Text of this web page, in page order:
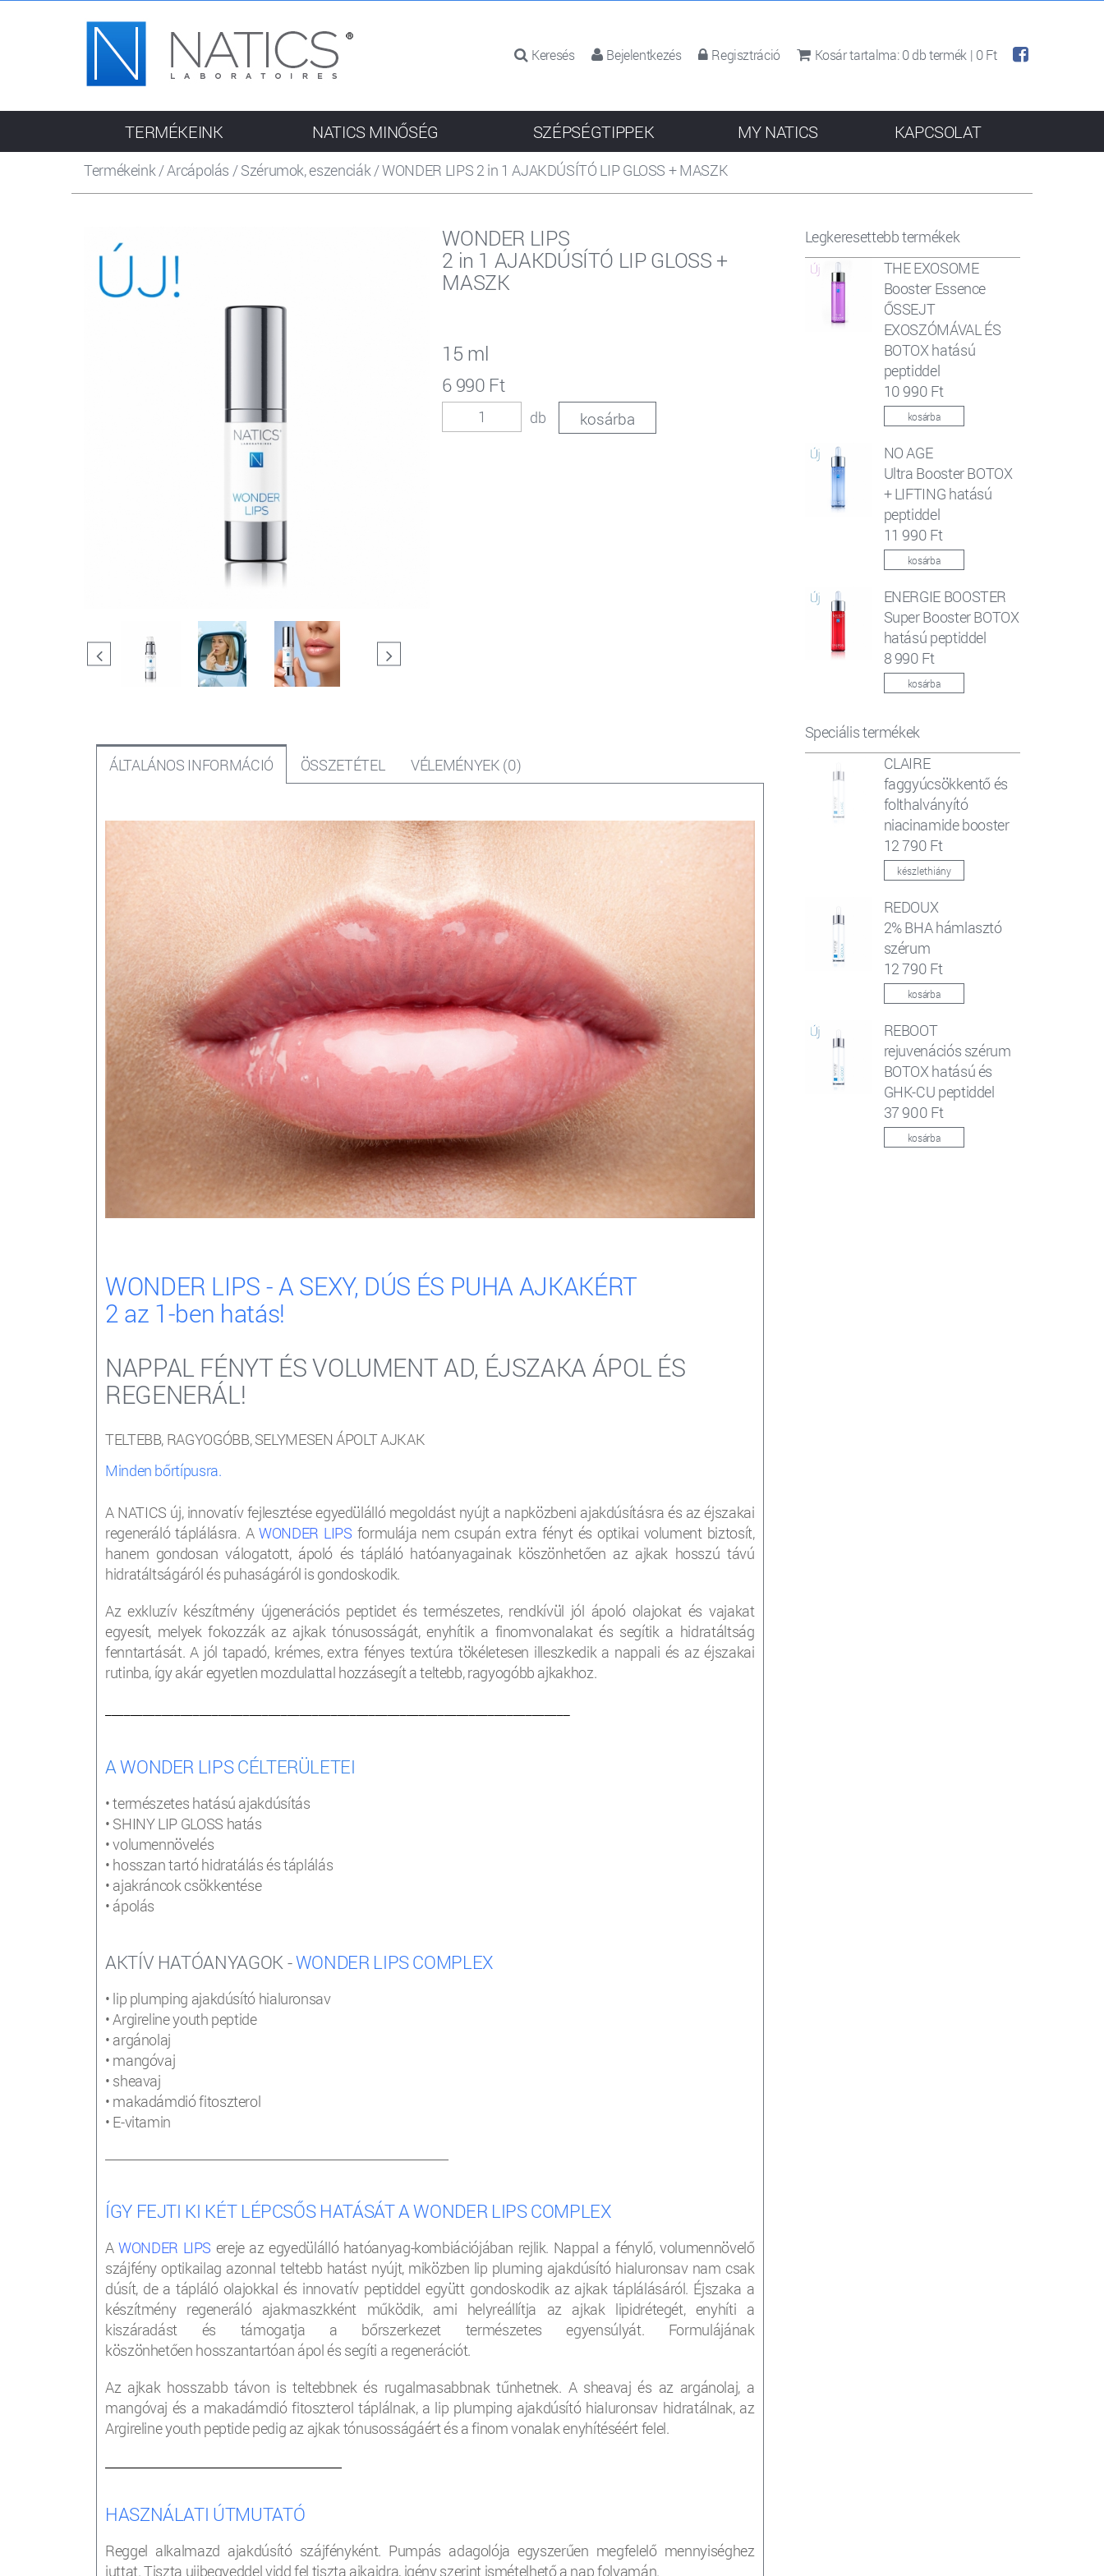
Keresés Bejelentkezés Regisztráció Kosár tartalma:0db termék | 0 Ft
Termékeink/Arcápolás /Szérumok, eszenciák/WONDER LIPS 2 in 1 AJAKDÚSÍTÓ LIP GLOSS + MASZK
WONDER LIPS
2 in 1 AJAKDÚSÍTÓ LIP GLOSS +
MASZK
15 ml
6 990 Ft
db
ÁLTALÁNOS INFORMÁCIÓ ÖSSZETÉTEL VÉLEMÉNYEK (0)
WONDER LIPS - A SEXY, DÚS ÉS PUHA AJKAKÉRT
2 az 1-ben hatás!
NAPPAL FÉNYT ÉS VOLUMENT AD, ÉJSZAKA ÁPOL ÉS
REGENERÁL!
TELTEBB, RAGYOGÓBB, SELYMESEN ÁPOLT AJKAK
Minden bőrtípusra.
A NATICS új, innovatív fejlesztése egyedülálló megoldást nyújt a napközbeni ajakdúsításra és az éjszakai
regeneráló táplálásra. AWONDER LIPS formulája nem csupán extra fényt és optikai volument biztosít,
hanem gondosan válogatott, ápoló és tápláló hatóanyagainak köszönhetően az ajkak hosszú távú
hidratáltságáról és puhaságáról is gondoskodik.
Az exkluzív készítmény újgenerációs peptidet és természetes, rendkívül jól ápoló olajokat és vajakat
egyesít, melyek fokozzák az ajkak tónusosságát, enyhítik a finomvonalakat és segítik a hidratáltság
fenntartását. A jól tapadó, krémes, extra fényes textúra tökéletesen illeszkedik a nappali és az éjszakai
rutinba, így akár egyetlen mozdulattal hozzásegít a teltebb, ragyogóbb ajkakhoz.
AWONDER LIPSCÉLTERÜLETEI
• természetes hatású ajakdúsítás
• SHINY LIP GLOSS hatás
• volumennövelés
• hosszan tartó hidratálás és táplálás
• ajakráncok csökkentése
• ápolás
AKTÍV HATÓANYAGOK -WONDER LIPS COMPLEX
• lip plumping ajakdúsító hialuronsav
• Argireline youth peptide
• argánolaj
• mangóvaj
• sheavaj
• makadámdió fitoszterol
• E-vitamin
ÍGY FEJTI KI KÉT LÉPCSŐS HATÁSÁT A WONDER LIPS COMPLEX
AWONDER LIPS ereje az egyedülálló hatóanyag-kombiációjában rejlik. Nappal a fénylő, volumennövelő
szájfény optikailag azonnal teltebb hatást nyújt, miközben lip pluming ajakdúsító hialuronsav nam csak
dúsít, de a tápláló olajokkal és innovatív peptiddel együtt gondoskodik az ajkak táplálásáról. Éjszaka a
készítmény regeneráló ajakmaszkként működik, ami helyreállítja az ajkak lipidrétegét, enyhíti a
kiszáradást és támogatja a bőrszerkezet természetes egyensúlyát. Formulájának
köszönhetően hosszantartóan ápol és segíti a regenerációt.
Az ajkak hosszabb távon is teltebbnek és rugalmasabbnak tűnhetnek. A sheavaj és az argánolaj, a
mangóvaj és a makadámdió fitoszterol táplálnak, a lip plumping ajakdúsító hialuronsav hidratálnak, az
Argireline youth peptide pedig az ajkak tónusosságáért és a finom vonalak enyhítéséért felel.
HASZNÁLATI ÚTMUTATÓ
Reggel alkalmazd ajakdúsító szájfényként. Pumpás adagolója egyszerűen megfelelő mennyiséghez
juttat. Tiszta ujjbegyeddel vidd fel tiszta ajkaidra, igény szerint ismételhető a nap folyamán.
Legkeresettebb termékek
THE EXOSOME
Booster Essence
ŐSSEJT
EXOSZÓMÁVAL ÉS
BOTOX hatású
peptiddel
10 990 Ft
kosárba
NO AGE
Ultra Booster BOTOX
+ LIFTING hatású
peptiddel
11 990 Ft
kosárba
ENERGIE BOOSTER
Super Booster BOTOX
hatású peptiddel
8 990 Ft
kosárba
Speciális termékek
CLAIRE
faggyúcsökkentő és
folthalványító
niacinamide booster
12 790 Ft
készlethiány
REDOUX
2% BHA hámlasztó
szérum
12 790 Ft
kosárba
REBOOT
rejuvenációs szérum
BOTOX hatású és
GHK-CU peptiddel
37 900 Ft
kosárba
TERMÉKEINK NATICS MINŐSÉG SZÉPSÉGTIPPEK MY NATICS KAPCSOLAT